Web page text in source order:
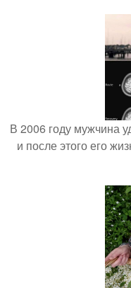
В 2006 году мужчина
и после этого его